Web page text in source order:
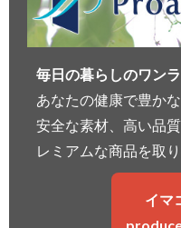
毎日の暮らしのワン
あなたの健康で豊か
安全な素材、高い品
レミアムな商品を取
イマ